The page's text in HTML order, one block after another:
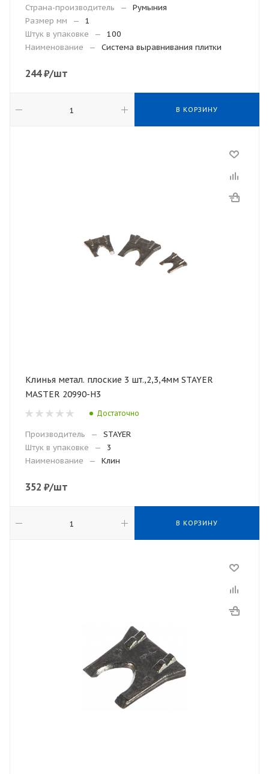
Страна-производитель
—
Румыния
Размер мм
—
1
Штук в упаковке
—
100
Наименование
— Система выравнивания плитки
244₽/шт
В КОРЗИНУ
Клинья метал. плоские 3 шт.,2,3,4мм STAYER
MASTER 20990-H3
Достаточно
Производитель —
STAYER
Штук в упаковке
—
3
Наименование
— Клин
352 ₽/шт
В КОРЗИНУ